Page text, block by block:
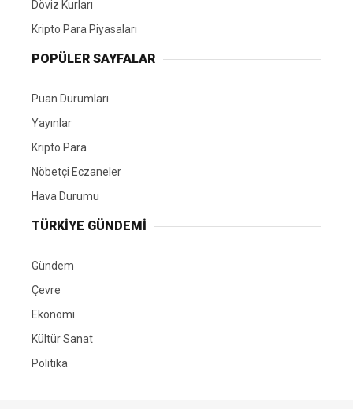
Döviz Kurları
Kripto Para Piyasaları
POPÜLER SAYFALAR
Puan Durumları
Yayınlar
Kripto Para
Nöbetçi Eczaneler
Hava Durumu
TÜRKIYE GÜNDEMI
Gündem
Çevre
Ekonomi
Kültür Sanat
Politika